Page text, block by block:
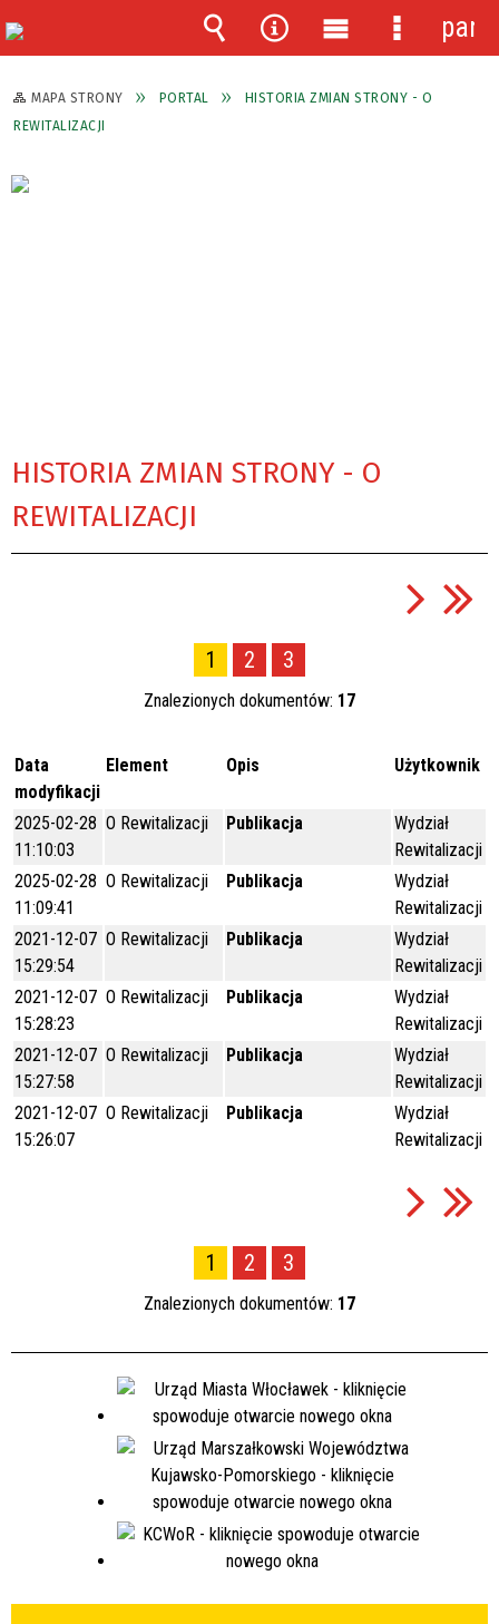
MAPA STRONY PORTAL
HISTORIA ZMIAN STRONY - O
REWITALIZACJI
HISTORIA ZMIAN STRONY - O
REWITALIZACJI
1 2 3
Znalezionych dokumentów: 17
Data
modyfikacji
Element Opis Użytkownik
2025-02-28
11:10:03
O Rewitalizacji Publikacja
Wydział
Rewitalizacji
2025-02-28
11:09:41
O Rewitalizacji Publikacja
Wydział
Rewitalizacji
2021-12-07
15:29:54
O Rewitalizacji Publikacja
Wydział
Rewitalizacji
2021-12-07
15:28:23
O Rewitalizacji Publikacja
Wydział
Rewitalizacji
2021-12-07
15:27:58
O Rewitalizacji Publikacja
Wydział
Rewitalizacji
2021-12-07
15:26:07
O Rewitalizacji Publikacja
Wydział
Rewitalizacji
1 2 3
Znalezionych dokumentów: 17
Wyszukiwarka
Narzędzia
Menu
główne
Menu